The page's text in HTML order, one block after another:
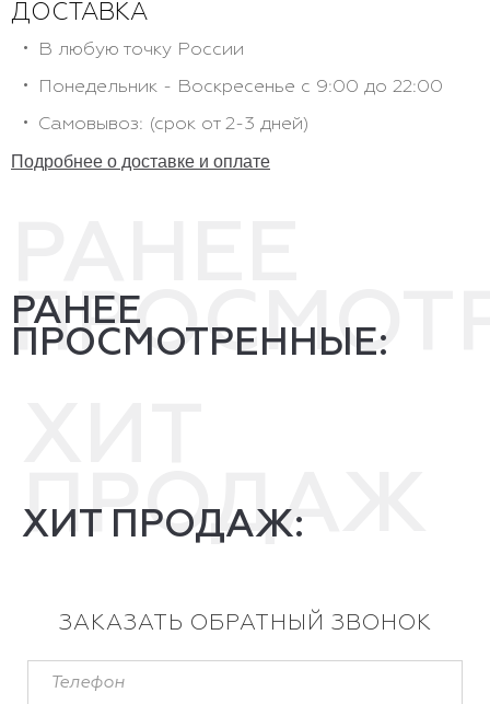
ДОСТАВКА
В любую точку России
Понедельник - Воскресенье с 9:00 до 22:00
Самовывоз: (срок от 2-3 дней)
Подробнее о доставке и оплате
РАНЕЕ
ПРОСМОТРЕННЫЕ:
ПРОДАЖ
ХИТ ПРОДАЖ:
ЗАКАЗАТЬ ОБРАТНЫЙ ЗВОНОК